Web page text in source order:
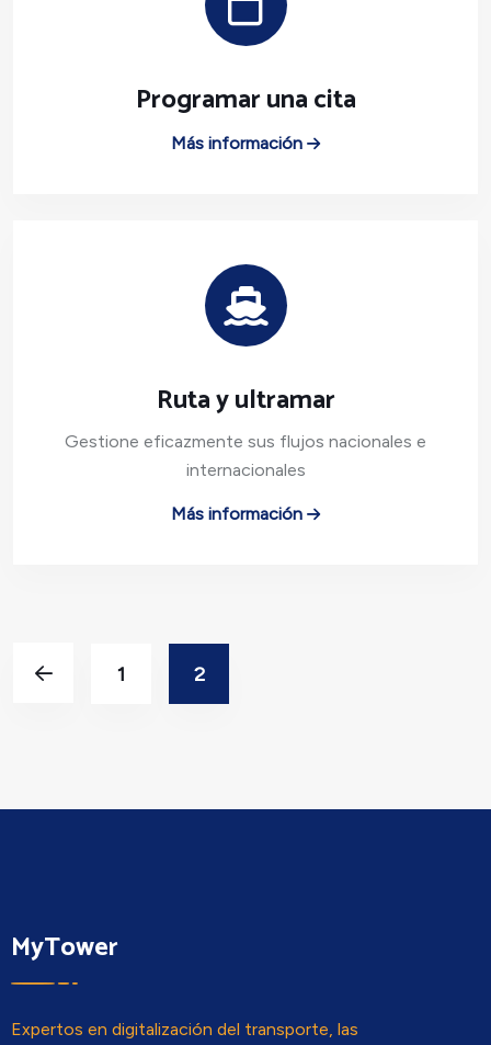
Programar una cita
Más información
Ruta y ultramar
Gestione eficazmente sus flujos nacionales e
internacionales
Más información
1 2
MyTower
Expertos en digitalización del transporte, las